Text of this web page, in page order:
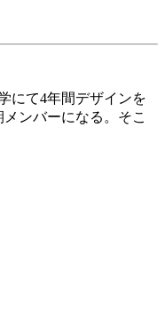
にて4年間デザインを
メンバーになる。そこ